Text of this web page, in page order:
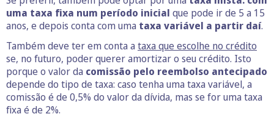
uma taxa fixa num período inicial que pode ir de 5 a 15
anos, e depois conta com uma taxa variável a partir daí.
Também deve ter em conta a taxa que escolhe no crédito
se, no futuro, poder querer amortizar o seu crédito. Isto
porque o valor da comissão pelo reembolso antecipado
depende do tipo de taxa: caso tenha uma taxa variável, a
comissão é de 0,5% do valor da dívida, mas se for uma taxa
fixa é de 2%.